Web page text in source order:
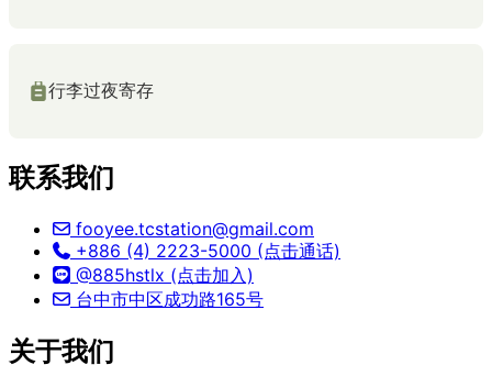
行李过夜寄存
联系我们
fooyee.tcstation@gmail.com
+886 (4) 2223-5000 (点击通话)
@885hstlx (点击加入)
台中市中区成功路165号
关于我们